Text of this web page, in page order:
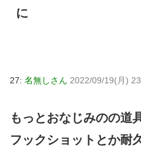
に
27: 名無しさん 2022/09/19(月)
もっとおなじみのの道
フックショットとか耐